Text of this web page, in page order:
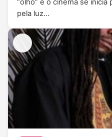
“olho” e o cinema se inicia
pela luz…